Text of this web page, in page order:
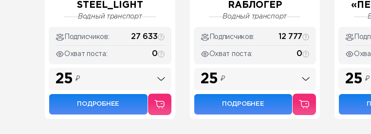
STEEL_LIGHT
Водный транспорт
Подписчиков: 27 633
Охват поста: 0
25 ₽
ПОДРОБНЕЕ
RAБЛОГЕР
Водный транспорт
Подписчиков: 12 777
Охват поста: 0
25 ₽
ПОДРОБНЕЕ
25 ₽